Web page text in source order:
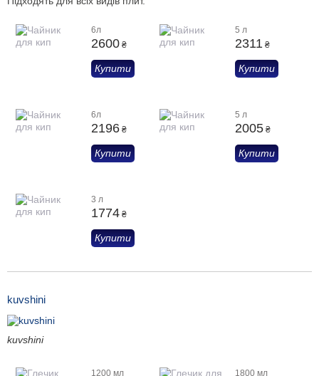
6л
2600 ₴
Купити
5 л
2311 ₴
Купити
6л
2196 ₴
Купити
5 л
2005 ₴
Купити
3 л
1774 ₴
Купити
kuvshini
kuvshini
1200 мл 1800 мл